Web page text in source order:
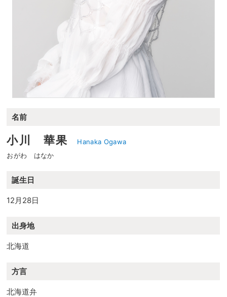
名前
小川 華果
Hanaka Ogawa
おがわ はなか
誕生日
12月28日
出身地
北海道
方言
北海道弁